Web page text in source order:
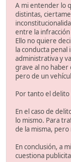
A mi entender lo
distintas,
entre la
Ello no quiere
la conducta penal
administrativa y
grave al no
pero de un
Por tanto el
En el caso de
lo mismo. Para
de la misma, pero
En conclusión, a
cuestiona